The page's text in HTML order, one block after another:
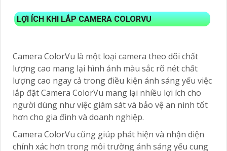
LỢI ÍCH KHI LẮP CAMERA COLORVU
Camera ColorVu là một loại camera theo dõi chất
lượng cao mang lại hình ảnh màu sắc rõ nét chất
lượng cao ngay cả trong điều kiện ánh sáng yếu việc
lắp đặt Camera ColorVu mang lại nhiều lợi ích cho
người dùng như việc giám sát và bảo vệ an ninh tốt
hơn cho gia đình và doanh nghiệp.
Camera ColorVu cũng giúp phát hiện và nhận diện
chính xác hơn trong môi trường ánh sáng yếu cung